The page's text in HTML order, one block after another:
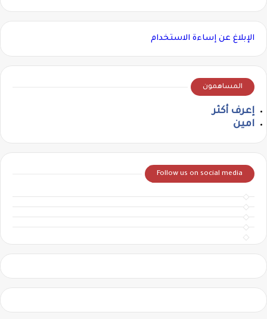
الإبلاغ عن إساءة الاستخدام
المساهمون
إعرف أكثر
امين
Follow us on social media